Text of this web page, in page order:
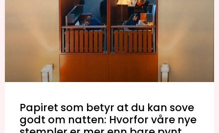
Papiret som betyr at du kan sove
godt om natten: Hvorfor våre nye